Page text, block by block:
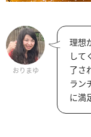
おりまゆ
理想
して
了さ
ラン
に満